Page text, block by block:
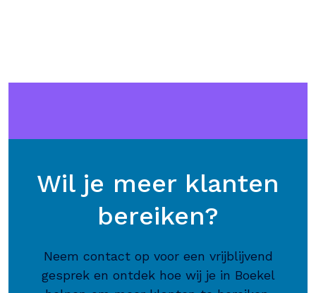
Wil je meer klanten
bereiken?
Neem contact op voor een vrijblijvend
gesprek en ontdek hoe wij je in Boekel